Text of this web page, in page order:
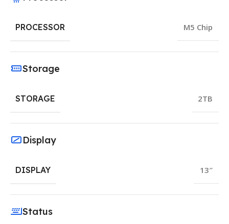
PROCESSOR M5 Chip
Storage
STORAGE 2TB
Display
DISPLAY 13″
Status